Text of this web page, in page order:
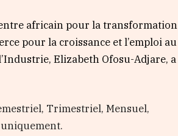
africain pour la transformation
pour la croissance et l’emploi au
Elizabeth Ofosu-Adjare, a
Trimestriel, Mensuel,